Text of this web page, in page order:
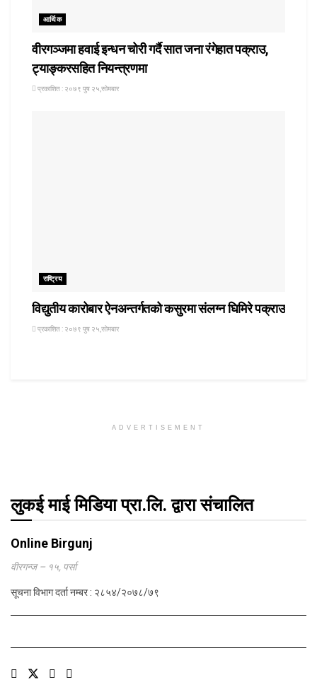
आर्थिक
वीरगञ्जमा हवाई इन्धन चोरी गर्दै सात जना रंगेहात पक्राउ,
ट्याङ्करसहित नियन्त्रणमा
प्रकाशित : २०७९ पुष २५,सोमबार
राष्ट्रिय
विद्युतीय कारोबार ऐनअन्तर्गतको कसुरमा संलग्न घिमिरे पक्राउ
प्रकाशित : २०७९ पुष २५,सोमबार
ADVERTISEMENT
लुकई माई मिडिया प्रा.लि. द्वारा संचालित
Online Birgunj
वीरगन्ज – १५, पर्सा
सूचना विभाग दर्ता नम्बर : २८५४/२०७८/७९